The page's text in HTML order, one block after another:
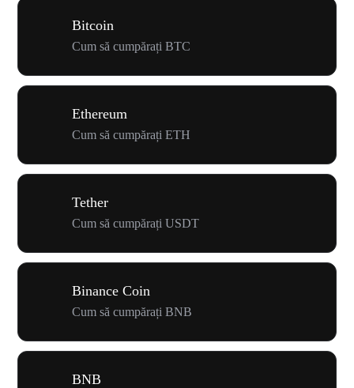
Bitcoin
Cum să cumpărați BTC
Ethereum
Cum să cumpărați ETH
Tether
Cum să cumpărați USDT
Binance Coin
Cum să cumpărați BNB
BNB